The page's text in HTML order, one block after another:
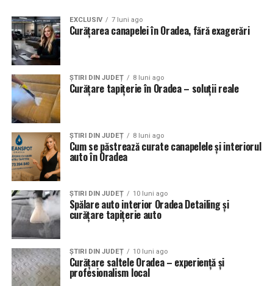
EXCLUSIV 7 luni ago
Curățarea canapelei în Oradea, fără exagerări
ȘTIRI DIN JUDEȚ 8 luni ago
Curățare tapițerie în Oradea – soluții reale
ȘTIRI DIN JUDEȚ 8 luni ago
Cum se păstrează curate canapelele și interiorul
auto în Oradea
ȘTIRI DIN JUDEȚ 10 luni ago
Spălare auto interior Oradea Detailing și
curățare tapițerie auto
ȘTIRI DIN JUDEȚ 10 luni ago
Curățare saltele Oradea – experiență și
profesionalism local